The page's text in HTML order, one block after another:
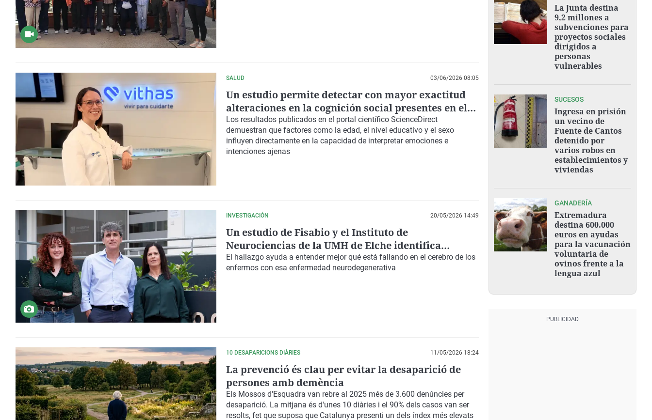
SALUD 03/06/2026 08:05
Un estudio permite detectar con mayor exactitud
alteraciones en la cognición social presentes en el
alzhéimer, el párkinson o la esclerosis múltiple
Los resultados publicados en el portal científico ScienceDirect
demuestran que factores como la edad, el nivel educativo y el sexo
influyen directamente en la capacidad de interpretar emociones e
intenciones ajenas
INVESTIGACIÓN 20/05/2026 14:49
Un estudio de Fisabio y el Instituto de
Neurociencias de la UMH de Elche identifica
alteraciones en una proteína implicada en el
desarrollo de Alzheimer
El hallazgo ayuda a entender mejor qué está fallando en el cerebro de los
enfermos con esa enfermedad neurodegenerativa
10 DESAPARICIONS DIÀRIES 11/05/2026 18:24
La prevenció és clau per evitar la desaparició de
persones amb demència
Els Mossos d'Esquadra van rebre al 2025 més de 3.600 denúncies per
desaparició. La mitjana és d'unes 10 diàries i el 90% dels casos van ser
resolts, fet que suposa que Catalunya presenti un dels índex més elevats
La Junta destina
9,2 millones a
subvenciones para
proyectos sociales
dirigidos a
personas
vulnerables
SUCESOS
Ingresa en prisión
un vecino de
Fuente de Cantos
detenido por
varios robos en
establecimientos y
viviendas
GANADERÍA
Extremadura
destina 600.000
euros en ayudas
para la vacunación
voluntaria de
ovinos frente a la
lengua azul